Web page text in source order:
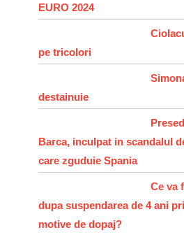
EURO 2024
pe tricolori
destainuie
Barca, inculpat in scandalul
care zguduie Spania
Ce va
dupa suspendarea de 4 ani
motive de dopaj?